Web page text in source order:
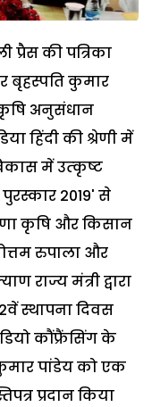
की पत्रिका
बृहस्पति कुमार
अनुसंधान
हिंदी की श्रेणी में
में उत्‍कृष्‍ट
2019' से
कृषि और किसान
रुपाला और
राज्य मंत्री द्वारा
स्थापना दिवस
कौंफ्रैंसिंग के
पांडेय को एक
प्रदान किया